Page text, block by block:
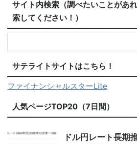
サイト内検索（調べたいことがあ
索してください！）
サテライトサイトはこちら！
ファイナンシャルスターLite
人気ページTOP20（7日間）
ドル円レート長期